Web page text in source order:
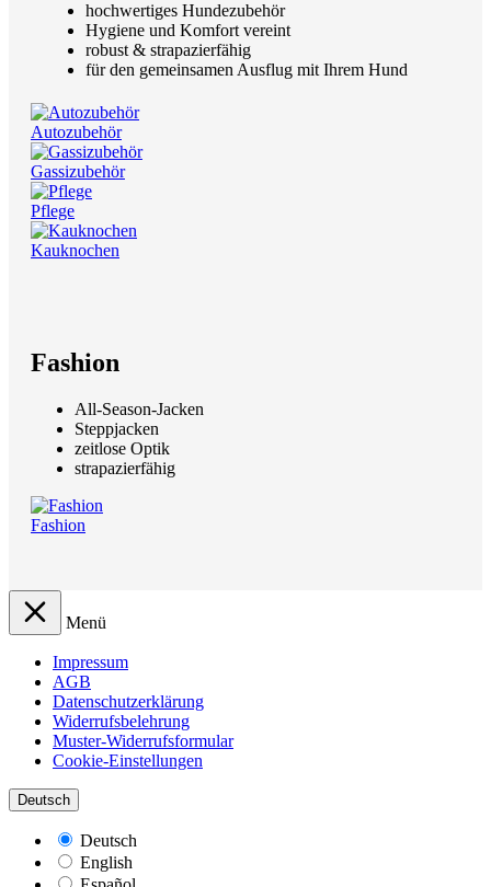
hochwertiges Hundezubehör
Hygiene und Komfort vereint
robust & strapazierfähig
für den gemeinsamen Ausflug mit Ihrem Hund
Autozubehör
Gassizubehör
Pflege
Kauknochen
Fashion
All-Season-Jacken
Steppjacken
zeitlose Optik
strapazierfähig
Fashion
Menü
Impressum
AGB
Datenschutzerklärung
Widerrufsbelehrung
Muster-Widerrufsformular
Cookie-Einstellungen
Deutsch
Deutsch
English